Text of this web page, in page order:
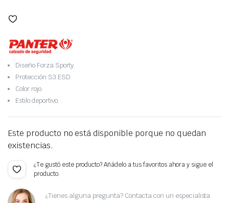
Diseño Forza Sporty.
Protección S3 ESD.
Color rojo.
Estilo deportivo.
Este producto no está disponible porque no quedan
existencias.
¿Te gustó este producto? Añádelo a tus favoritos ahora y sigue el
producto.
¿Tienes alguna pregunta? Contacta con un especialista